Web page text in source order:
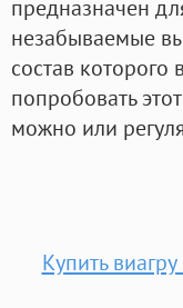
предназначен
незабываемые
состав
попробовать
можно или
Купить